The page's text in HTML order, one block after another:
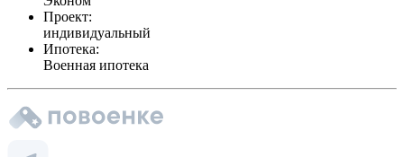
Проект:
индивидуальный
Ипотека:
Военная ипотека